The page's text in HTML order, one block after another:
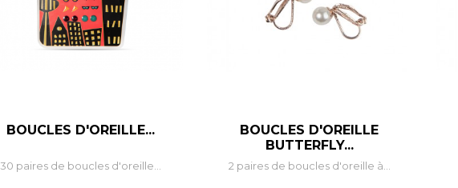
BOUCLES D'OREILLE...
30 paires de boucles d'oreille...
– +
BOUCLES D'OREILLE
BUTTERFLY...
2 paires de boucles d'oreille à...
– +